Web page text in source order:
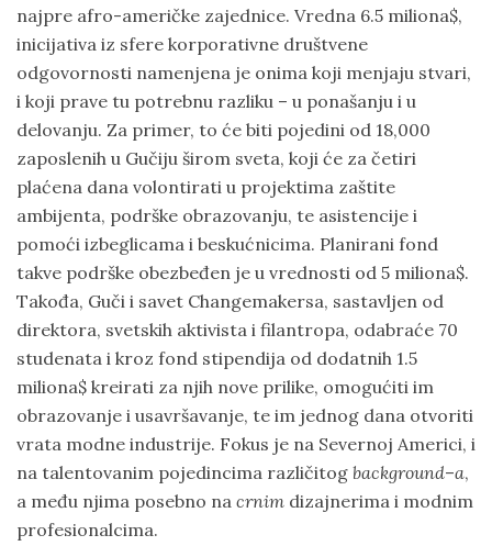
najpre afro-američke zajednice. Vredna 6.5 miliona$,
inicijativa iz sfere korporativne društvene
odgovornosti namenjena je onima koji menjaju stvari,
i koji prave tu potrebnu razliku – u ponašanju i u
delovanju. Za primer, to će biti pojedini od 18,000
zaposlenih u Gučiju širom sveta, koji će za četiri
plaćena dana volontirati u projektima zaštite
ambijenta, podrške obrazovanju, te asistencije i
pomoći izbeglicama i beskućnicima. Planirani fond
takve podrške obezbeđen je u vrednosti od 5 miliona$.
Takođa, Guči i savet Changemakersa, sastavljen od
direktora, svetskih aktivista i filantropa, odabraće 70
studenata i kroz fond stipendija od dodatnih 1.5
miliona$ kreirati za njih nove prilike, omogućiti im
obrazovanje i usavršavanje, te im jednog dana otvoriti
vrata modne industrije. Fokus je na Severnoj Americi, i
na talentovanim pojedincima različitog background–a,
a među njima posebno na crnim dizajnerima i modnim
profesionalcima.